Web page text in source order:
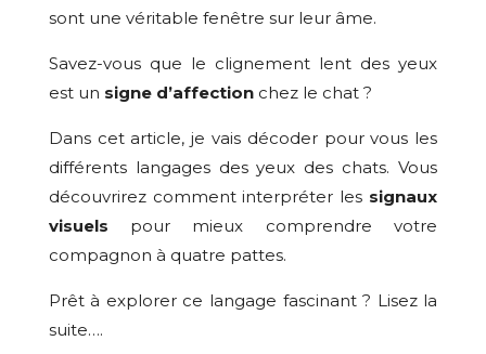
sont une véritable fenêtre sur leur âme.
Savez-vous que le clignement lent des yeux
est un signe d’affectionchez le chat ?
Dans cet article, je vais décoder pour vous les
différents langages des yeux des chats. Vous
découvrirez comment interpréter les signaux
visuels pour mieux comprendre votre
compagnon à quatre pattes.
Prêt à explorer ce langage fascinant ? Lisez la
suite….